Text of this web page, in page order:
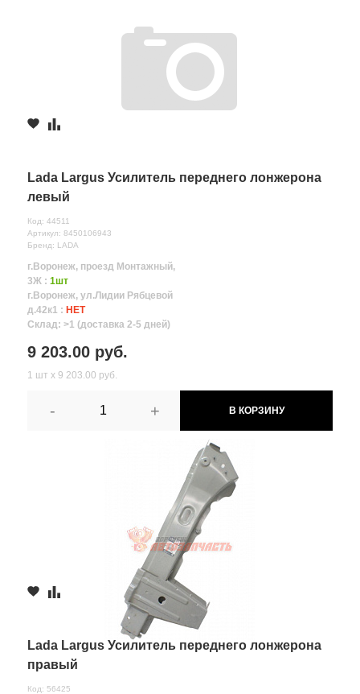
Lada Largus Усилитель переднего лонжерона
левый
Код: 44511
Артикул: 8450106943
Бренд: LADA
г.Воронеж, проезд Монтажный,
3Ж : 1шт
г.Воронеж, ул.Лидии Рябцевой
д.42к1 : НЕТ
Склад: >1 (доставка 2-5 дней)
9 203.00 руб.
1 шт х 9 203.00 руб.
- + В КОРЗИНУ
Lada Largus Усилитель переднего лонжерона
правый
Код: 56425